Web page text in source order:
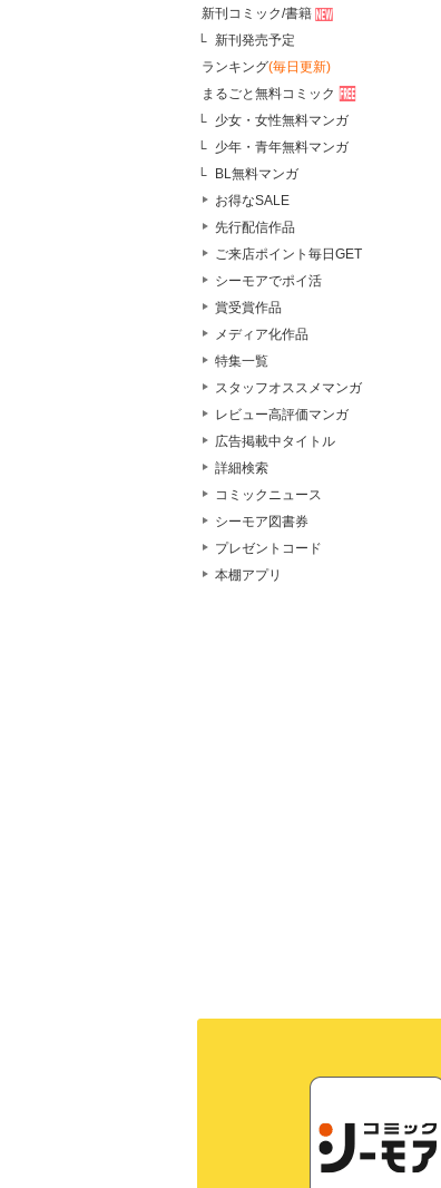
新刊コミック/書籍
新刊発売予定
ランキング(毎日更新)
まるごと無料コミック
少女・女性無料マンガ
少年・青年無料マンガ
BL無料マンガ
お得なSALE
先行配信作品
ご来店ポイント毎日GET
シーモアでポイ活
賞受賞作品
メディア化作品
特集一覧
スタッフオススメマンガ
レビュー高評価マンガ
広告掲載中タイトル
詳細検索
コミックニュース
シーモア図書券
プレゼントコード
本棚アプリ